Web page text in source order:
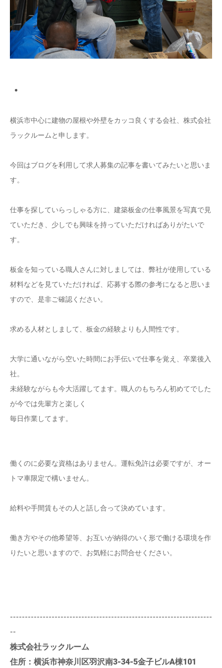
横浜市中心に建物の屋根や外壁をカッコ良くする会社、株式会社
ラックルームと申します。
今回はブログを利用して求人募集の記事を書いてみたいと思いま
す。
仕事を探していらっしゃる方に、建築板金の仕事風景を写真で見
ていただき、少しでも興味を持っていただければありがたいで
す。
板金を知っている職人さんに対しましては、弊社が使用している
材料などを見ていただければ、応募する際の参考になると思いま
すので、是非ご確認ください。
求める人材としまして、板金の経験よりも人間性です。
大学に通いながら空いた時間にお手伝いで仕事を覚え、卒業後入
社。
未経験ながらも今大活躍してます。職人のもちろん初めてでした
が今では先輩方と楽しく
毎日作業してます。
働くのに必要な資格はありません。運転免許は必要ですが、オー
トマ車限定で構いません。
給料や手間賃もその人と話し合って決めています。
働き方やその他希望等、お互いが納得のいく形で働ける環境を作
りたいと思いますので、お気軽にお問合せください。
--------------------------------------------------------------------
--
株式会社ラックルーム
住所：横浜市神奈川区羽沢南3-34-5金子ビルA棟101